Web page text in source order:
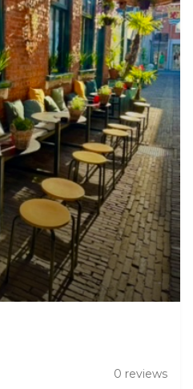
0 reviews